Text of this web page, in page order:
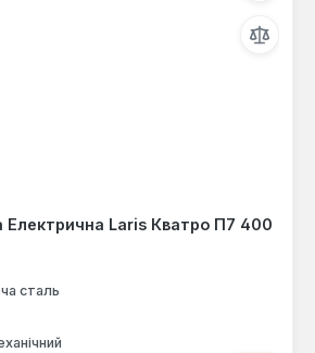
Електрична Laris Кватро П7 400
сталь